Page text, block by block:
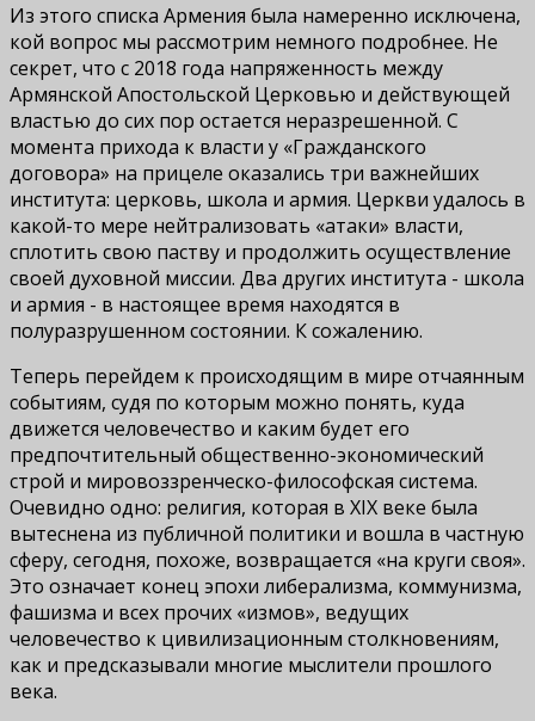
Из этого списка Армения была намеренно исключена,
кой вопрос мы рассмотрим немного подробнее. Не
секрет, что с 2018 года напряженность между
Армянской Апостольской Церковью и действующей
властью до сих пор остается неразрешенной. С
момента прихода к власти у «Гражданского
договора» на прицеле оказались три важнейших
института: церковь, школа и армия. Церкви удалось в
какой-то мере нейтрализовать «атаки» власти,
сплотить свою паству и продолжить осуществление
своей духовной миссии. Два других института - школа
и армия - в настоящее время находятся в
полуразрушенном состоянии. К сожалению.
Теперь перейдем к происходящим в мире отчаянным
событиям, судя по которым можно понять, куда
движется человечество и каким будет его
предпочтительный общественно-экономический
строй и мировоззренческо-философская система.
Очевидно одно: религия, которая в XIX веке была
вытеснена из публичной политики и вошла в частную
сферу, сегодня, похоже, возвращается «на круги своя».
Это означает конец эпохи либерализма, коммунизма,
фашизма и всех прочих «измов», ведущих
человечество к цивилизационным столкновениям,
как и предсказывали многие мыслители прошлого
века.